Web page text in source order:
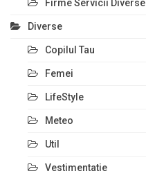
Firme Servicii Diverse
Diverse
Copilul Tau
Femei
LifeStyle
Meteo
Util
Vestimentatie